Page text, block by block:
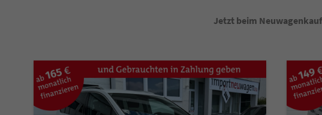
Jetzt beim